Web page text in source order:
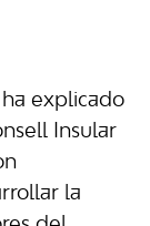
ha explicado
Insular
la